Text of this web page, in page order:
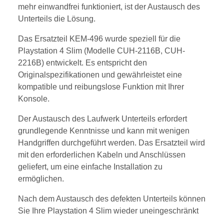
mehr einwandfrei funktioniert, ist der Austausch des
Unterteils die Lösung.
Das Ersatzteil KEM-496 wurde speziell für die
Playstation 4 Slim (Modelle CUH-2116B, CUH-
2216B) entwickelt. Es entspricht den
Originalspezifikationen und gewährleistet eine
kompatible und reibungslose Funktion mit Ihrer
Konsole.
Der Austausch des Laufwerk Unterteils erfordert
grundlegende Kenntnisse und kann mit wenigen
Handgriffen durchgeführt werden. Das Ersatzteil wird
mit den erforderlichen Kabeln und Anschlüssen
geliefert, um eine einfache Installation zu
ermöglichen.
Nach dem Austausch des defekten Unterteils können
Sie Ihre Playstation 4 Slim wieder uneingeschränkt